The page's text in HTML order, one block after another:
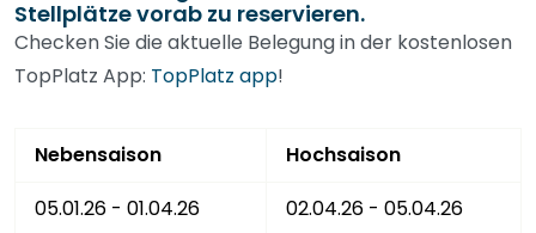
Stellplätze vorab zu reservieren.
Checken Sie die aktuelle Belegung in der kostenlosen
TopPlatz App: TopPlatz app!
Nebensaison
Hochsaison
05.01.26 - 01.04.26
02.04.26 - 05.04.26